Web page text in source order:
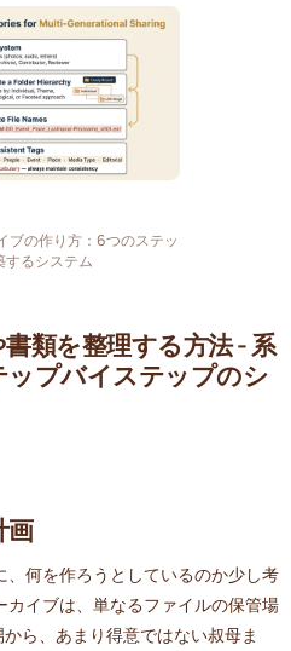
の作り方：6つのステッ
するシステム
類を整理する方法 - 系
ップバイステップのシ
画
何を作ろうとしているのか少し考
カイブは、単なるファイルの保管場
ら、あまり得意ではない叔母ま